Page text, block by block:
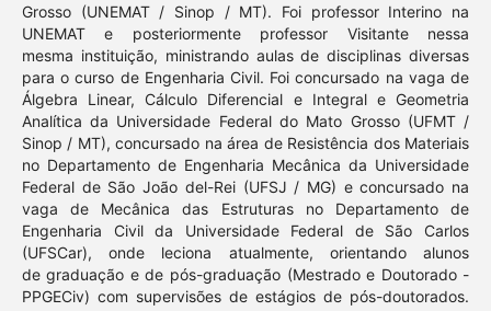
Grosso (UNEMAT / Sinop / MT). Foi professor Interino na
UNEMAT e posteriormente professor Visitante nessa
mesma instituição, ministrando aulas de disciplinas diversas
para o curso de Engenharia Civil. Foi concursado na vaga de
Álgebra Linear, Cálculo Diferencial e Integral e Geometria
Analítica da Universidade Federal do Mato Grosso (UFMT /
Sinop / MT), concursado na área de Resistência dos Materiais
no Departamento de Engenharia Mecânica da Universidade
Federal de São João del-Rei (UFSJ / MG) e concursado na
vaga de Mecânica das Estruturas no Departamento de
Engenharia Civil da Universidade Federal de São Carlos
(UFSCar), onde leciona atualmente, orientando alunos
de graduação e de pós-graduação (Mestrado e Doutorado -
PPGECiv) com supervisões de estágios de pós-doutorados.